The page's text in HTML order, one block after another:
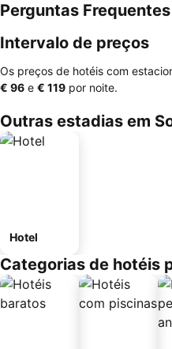
Perguntas
Intervalo de preços
Os preços de hotéis com
‎€ 96 e ‎€ 119 por noite.
Outras estadias em
Hotel
Categorias de hotéis